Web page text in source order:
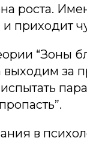
роста.
приходит
“Зоны
выходим за
в